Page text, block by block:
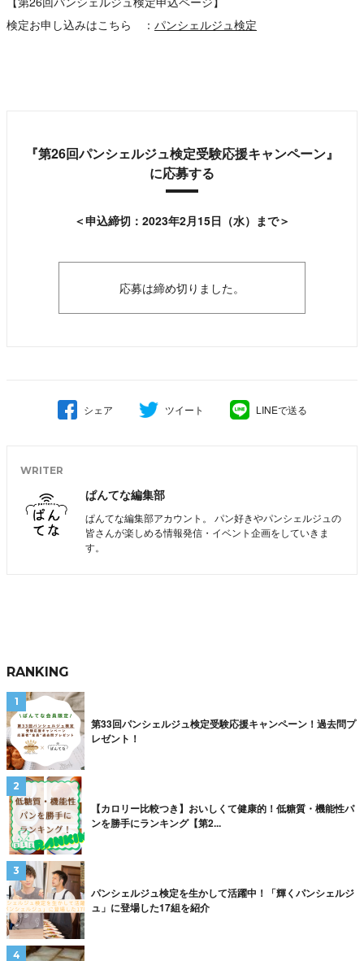
検定お申し込みはこちら ： パンシェルジュ検定
『第26回パンシェルジュ検定受験応援キャンペーン』
に応募する
＜申込締切：2023年2月15日（水）まで＞
応募は締め切りました。
シェア ツイート LINEで送る
WRITER
ぱんてな編集部
ぱんてな編集部アカウント。 パン好きやパンシェルジュの
皆さんが楽しめる情報発信・イベント企画をしていきま
す。
RANKING
第33回パンシェルジュ検定受験応援キャンペーン！過去問プ
レゼント！
【カロリー比較つき】おいしくて健康的！低糖質・機能性パ
ンを勝手にランキング【第2...
パンシェルジュ検定を生かして活躍中！「輝くパンシェルジ
ュ」に登場した17組を紹介